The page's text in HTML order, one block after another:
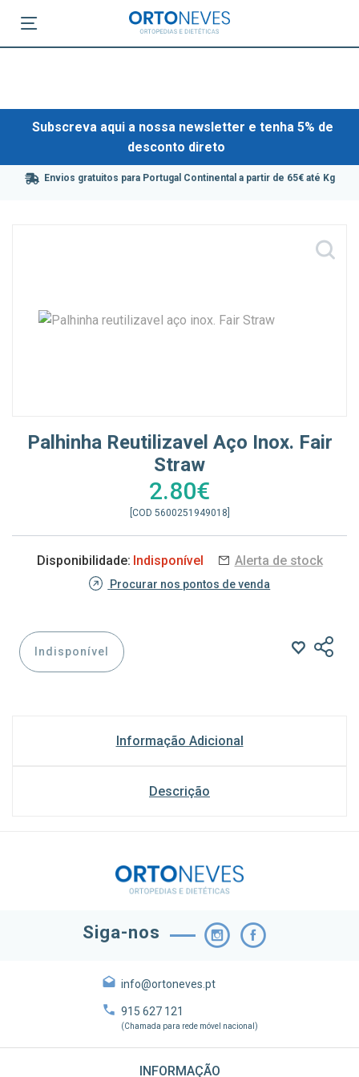
Subscreva aqui a nossa newsletter e tenha 5% de
desconto direto
Envios gratuitos para Portugal Continental a partir de 65€ até Kg
Palhinha Reutilizavel Aço Inox. Fair
Straw
2.80€
[COD 5600251949018]
Disponibilidade: Indisponível Alerta de stock
Procurar nos pontos de venda
Indisponível
Informação Adicional
Descrição
Siga-nos
info@ortoneves.pt
915 627 121
(Chamada para rede móvel nacional)
INFORMAÇÃO